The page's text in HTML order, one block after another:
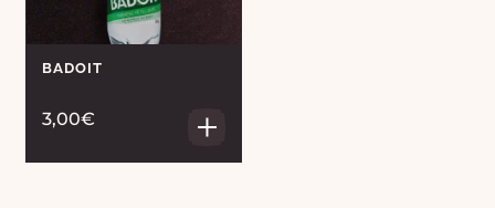
BADOIT
3,00€